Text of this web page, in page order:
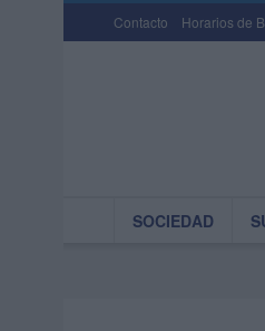
Contacto Horarios de
SOCIEDAD